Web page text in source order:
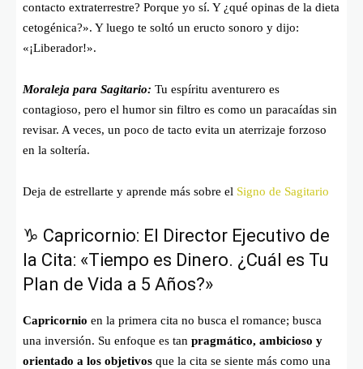
contacto extraterrestre? Porque yo sí. Y ¿qué opinas de la dieta
cetogénica?». Y luego te soltó un eructo sonoro y dijo:
«¡Liberador!».
Moraleja para Sagitario: Tu espíritu aventurero es
contagioso, pero el humor sin filtro es como un paracaídas sin
revisar. A veces, un poco de tacto evita un aterrizaje forzoso
en la soltería.
Deja de estrellarte y aprende más sobre el Signo de Sagitario
♑ Capricornio: El Director Ejecutivo de
la Cita: «Tiempo es Dinero. ¿Cuál es Tu
Plan de Vida a 5 Años?»
Capricornio en la primera cita no busca el romance; busca
una inversión. Su enfoque es tan pragmático, ambicioso y
orientado a los objetivos que la cita se siente más como una